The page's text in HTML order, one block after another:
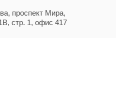
проспект Мира,
стр. 1, офис 417